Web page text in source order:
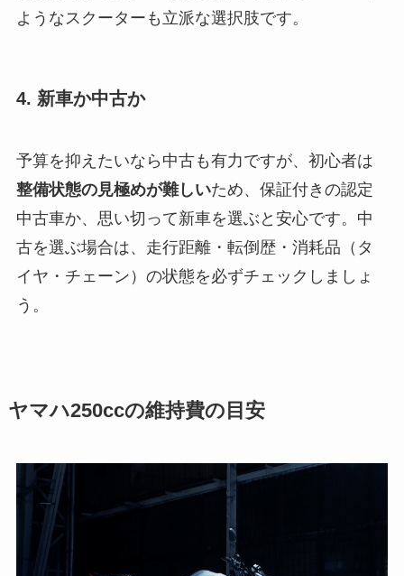
ようなスクーターも立派な選択肢です。
4. 新車か中古か
予算を抑えたいなら中古も有力ですが、初心者は
整備状態の見極めが難しいため、保証付きの認定
中古車か、思い切って新車を選ぶと安心です。中
古を選ぶ場合は、走行距離・転倒歴・消耗品（タ
イヤ・チェーン）の状態を必ずチェックしましょ
う。
ヤマハ250ccの維持費の目安